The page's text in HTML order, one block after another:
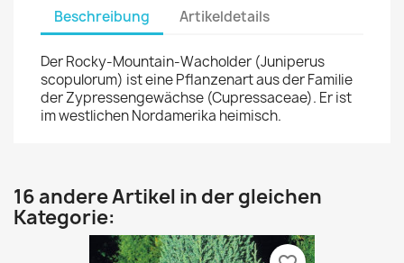
Beschreibung Artikeldetails
Der Rocky-Mountain-Wacholder (Juniperus
scopulorum) ist eine Pflanzenart aus der Familie
der Zypressengewächse (Cupressaceae). Er ist
im westlichen Nordamerika heimisch.
16 andere Artikel in der gleichen
Kategorie: